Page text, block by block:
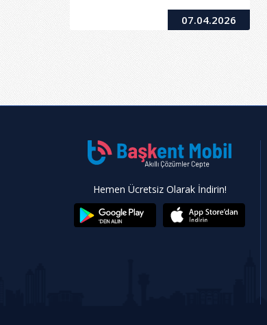
07.04.2026
Hemen Ücretsiz Olarak İndirin!